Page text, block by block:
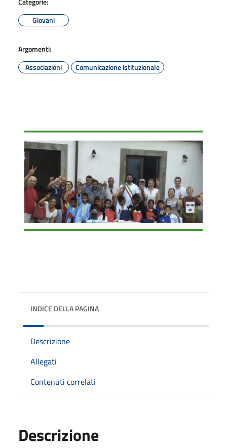
Giovani
Argomenti:
Associazioni
Comunicazione istituzionale
INDICE DELLA PAGINA
Descrizione
Allegati
Contenuti correlati
Descrizione